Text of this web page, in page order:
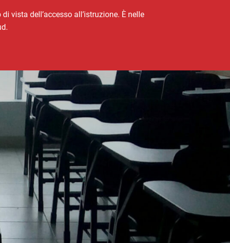
vista dell’accesso all’istruzione. È nelle